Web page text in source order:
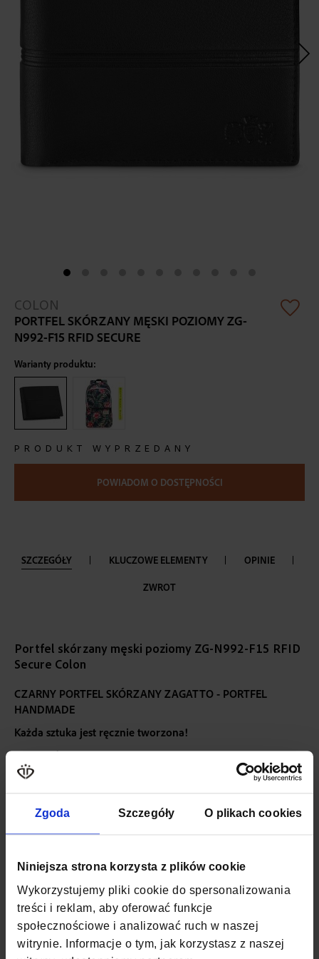
Zgoda Szczegóły O plikach cookies
Niniejsza strona korzysta z plików cookie
Wykorzystujemy pliki cookie do spersonalizowania
treści i reklam, aby oferować funkcje
społecznościowe i analizować ruch w naszej
witrynie. Informacje o tym, jak korzystasz z naszej
beginning
images
gallery
COLON
PORTFEL SKÓRZANY MĘSKI POZIOMY ZG-
N992-F15 RFID SECURE
Warianty produktu:
PRODUKT WYPRZEDANY
POWIADOM O DOSTĘPNOŚCI
SZCZEGÓŁY KLUCZOWE ELEMENTY OPINIE
ZWROT
Portfel skórzany męski poziomy ZG-N992-F15 RFID
Secure Colon
CZARNY PORTFEL SKÓRZANY ZAGATTO - PORTFEL
HANDMADE
Każda sztuka jest ręcznie tworzona!
Przegrody:
Więcej
SKU ZG-N992-F15 BLACK
WAGA 0,1 KG
MATERIAŁ
LICOWA
SZEROKOŚĆ
GŁĘBOKOŚĆ 2 CM